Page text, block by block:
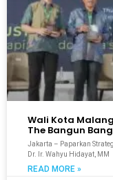
Wali Kota
The Bangun
Jakarta – Paparkan
Dr. Ir. Wahyu Hidayat, MM
READ MORE »